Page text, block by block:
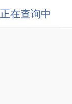
正在查询中